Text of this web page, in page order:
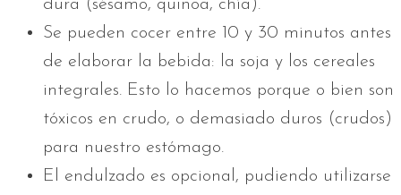
dura (sésamo, quinoa, chía).
Se pueden cocer entre 10 y 30 minutos antes
de elaborar la bebida: la soja y los cereales
integrales. Esto lo hacemos porque o bien son
tóxicos en crudo, o demasiado duros (crudos)
para nuestro estómago.
El endulzado es opcional, pudiendo utilizarse